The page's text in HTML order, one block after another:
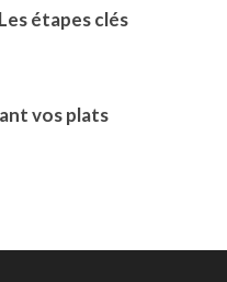
étapes clés
vos plats